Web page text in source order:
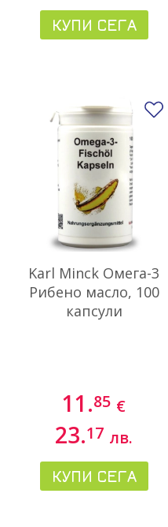
КУПИ СЕГА
Karl Minck Омега-3
Рибено масло, 100
капсули
11.85 €
23.17 лв.
КУПИ СЕГА